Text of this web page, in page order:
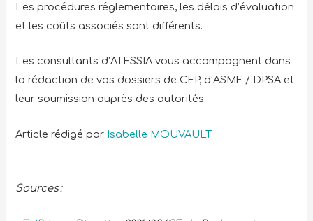
Les procédures réglementaires, les délais d’évaluation
et les coûts associés sont différents.
Les consultants d’ATESSIA vous accompagnent dans
la rédaction de vos dossiers de CEP, d’ASMF / DPSA et
leur soumission auprès des autorités.
Article rédigé par Isabelle MOUVAULT
Sources :